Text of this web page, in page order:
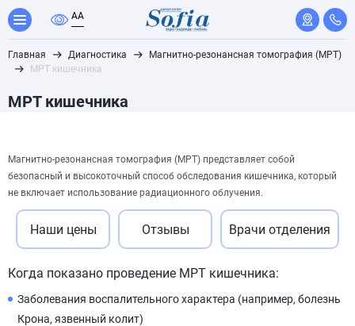
AA
Главная Диагностика
Магнитно-резонансная томография (МРТ)
МРТ кишечника
МРТ кишечника
Магнитно-резонансная томография (МРТ) представляет собой
безопасный и высокоточный способ обследования кишечника, который
не включает использование радиационного облучения.
Наши цены Отзывы Врачи отделения
Когда показано проведение МРТ кишечника:
Заболевания воспалительного характера (например, болезнь
Крона, язвенный колит)